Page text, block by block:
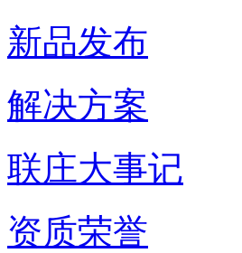
新品发布
解决方案
联庄大事记
资质荣誉